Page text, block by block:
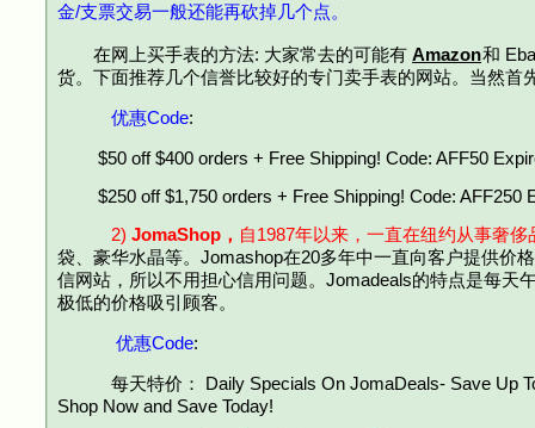
金/支票交易一般还能再砍掉几个点。
在网上买手表的方法: 大家常去的可能有 Amazon和
货。下面推荐几个信誉比较好的专门卖手表的网站。当然首
优惠Code:
$50 off $400 orders + Free Shipping! Code: AFF50
$250 off $1,750 orders + Free Shipping! Code: AFF250
2) JomaShop， 自1987年以来，一直在纽约从事奢
袋、豪华水晶等。Jomashop在20多年中一直向客户提供价
信网站，所以不用担心信用问题。Jomadeals的特点是每天
极低的价格吸引顾客。
优惠Code:
每天特价：
Daily Specials On JomaDeals- Save Up
Shop Now and Save Today!